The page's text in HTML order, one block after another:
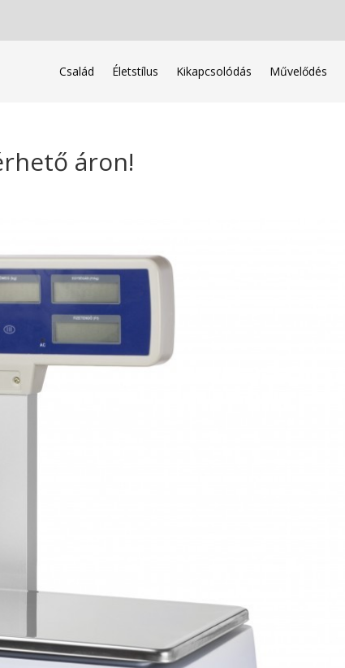
Család Életstílus Kikapcsolódás Művelődés
áron!